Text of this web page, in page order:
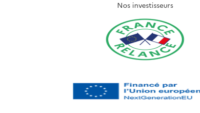
Nos investisseurs